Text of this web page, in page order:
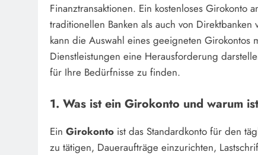
Finanztransaktionen. Ein kostenloses
traditionellen Banken als auch von
kann die Auswahl eines geeigneten
Dienstleistungen eine Herausforderung
für Ihre Bedürfnisse zu finden.
1. Was ist ein Girokonto und warum
Ein Girokonto ist das Standardkonto für den
zu tätigen, Daueraufträge einzurichten,